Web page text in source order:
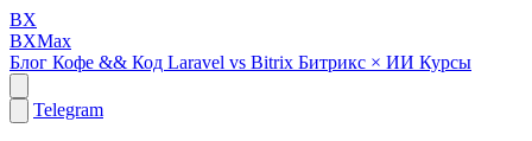
BX
BXMax
Блог Кофе && Код Laravel vs Bitrix Битрикс × ИИ Курсы
Telegram